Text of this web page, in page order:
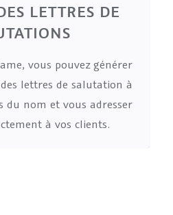
LETTRES DE
vous pouvez générer
lettres de salutation à
du nom et vous adresser
à vos clients.